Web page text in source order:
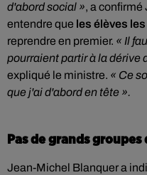
d'abord social », a
entendre que les élèves
reprendre en premier. « Il
pourraient partir à la dérive
expliqué le ministre. « Ce
que j'ai d'abord en tête ».
Pas de grands groupes
Jean-Michel Blanquer a